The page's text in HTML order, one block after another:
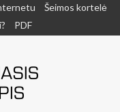
Šeimos kortelė
PDF